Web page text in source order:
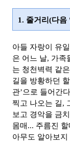
1. 줄거리(다음
아들 자랑이 유
은 어느 날, 가족
는 청천벽력 같
길을 방황하던
관’으로 들어간
찍고 나오는 길,
보고 경악을 금
몸매... 주름진
아무도 알아보